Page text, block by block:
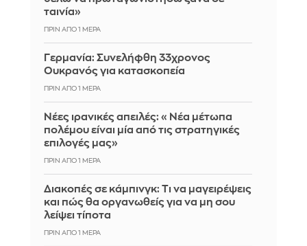
ταινία»
ΠΡΙΝ ΑΠΌ 1 ΜΈΡΑ
Γερμανία: Συνελήφθη 33χρονος
Ουκρανός για κατασκοπεία
ΠΡΙΝ ΑΠΌ 1 ΜΈΡΑ
Νέες ιρανικές απειλές: «Νέα μέτωπα
πολέμου είναι μία από τις στρατηγικές
επιλογές μας»
ΠΡΙΝ ΑΠΌ 1 ΜΈΡΑ
Διακοπές σε κάμπινγκ: Τι να μαγειρέψεις
και πώς θα οργανωθείς για να μη σου
λείψει τίποτα
ΠΡΙΝ ΑΠΌ 1 ΜΈΡΑ